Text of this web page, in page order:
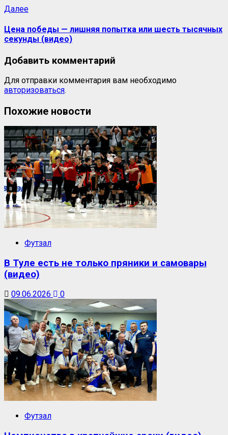
Далее
Цена победы — лишняя попытка или шесть тысячных
секунды (видео)
Добавить комментарий
Для отправки комментария вам необходимо
авторизоваться.
Похожие новости
Футзал
В Туле есть не только пряники и самовары
(видео)
09.06.2026 0
Футзал